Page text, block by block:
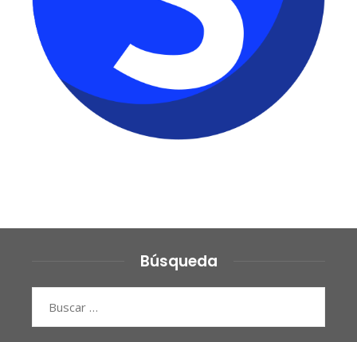
Búsqueda